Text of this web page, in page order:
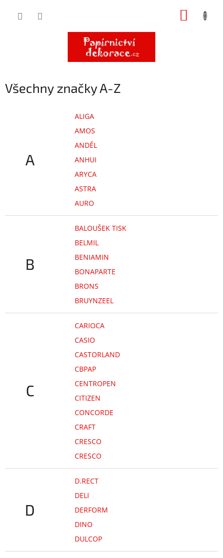
Všechny značky A-Z
A
ALIGA
AMOS
ANDĚL
ANHUI
ARYCA
ASTRA
AURO
B
BALOUŠEK TISK
BELMIL
BENIAMIN
BONAPARTE
BRONS
BRUYNZEEL
C
CARIOCA
CASIO
CASTORLAND
CBPAP
CENTROPEN
CITIZEN
CONCORDE
CRAFT
CRESCO
CRESCO
D
D.RECT
DELI
DERFORM
DINO
DULCOP